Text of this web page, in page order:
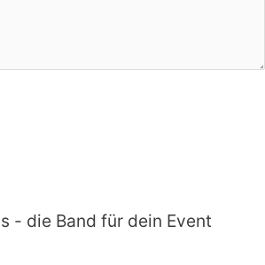
- die Band für dein Event